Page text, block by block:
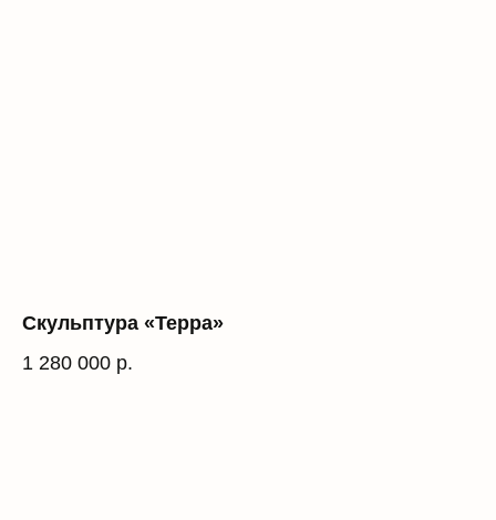
Скульптура «Терра»
1 280 000 р.